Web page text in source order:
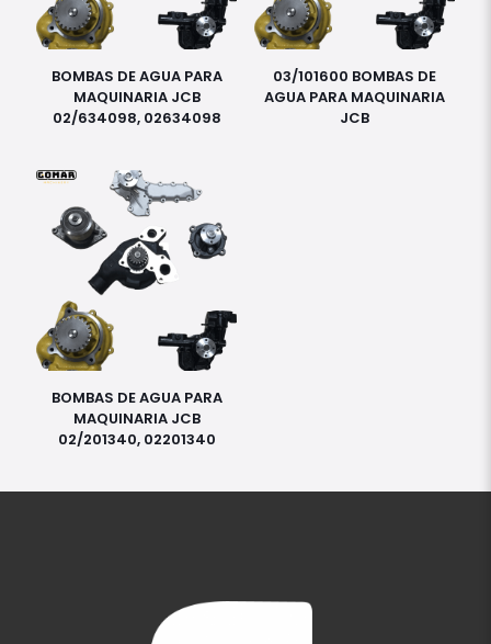
BOMBAS DE AGUA PARA
MAQUINARIA JCB
02/634098, 02634098
03/101600 BOMBAS DE
AGUA PARA MAQUINARIA
JCB
BOMBAS DE AGUA PARA
MAQUINARIA JCB
02/201340, 02201340